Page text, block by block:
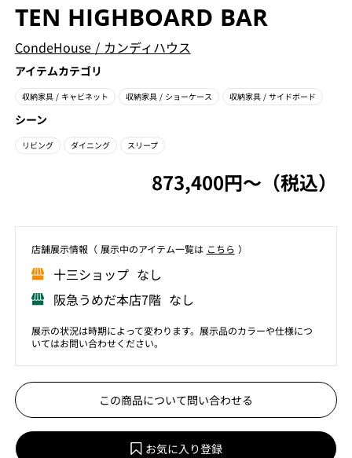
TEN HIGHBOARD BAR
CondeHouse / カンディハウス
アイテムカテゴリ
収納家具 / キャビネット 収納家具 / ショーケース 収納家具 / サイドボード
シーン
リビング ダイニング スリープ
873,400円〜（税込）
店舗展⽰情報（ 展⽰中のアイテム⼀覧は こちら ）
⼗三ショップ なし
阪急うめだ本店7階 なし
展示の状況は時期によって変わります。展示品のカラーや仕様につ
いてはお問い合わせください。
この商品について問い合わせる
お気に入り登録